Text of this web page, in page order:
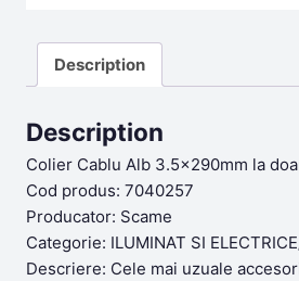
Description
Description
Colier Cablu Alb 3.5x290mm la
Cod produs: 7040257
Producator: Scame
Categorie: ILUMINAT SI
Descriere: Cele mai uzuale